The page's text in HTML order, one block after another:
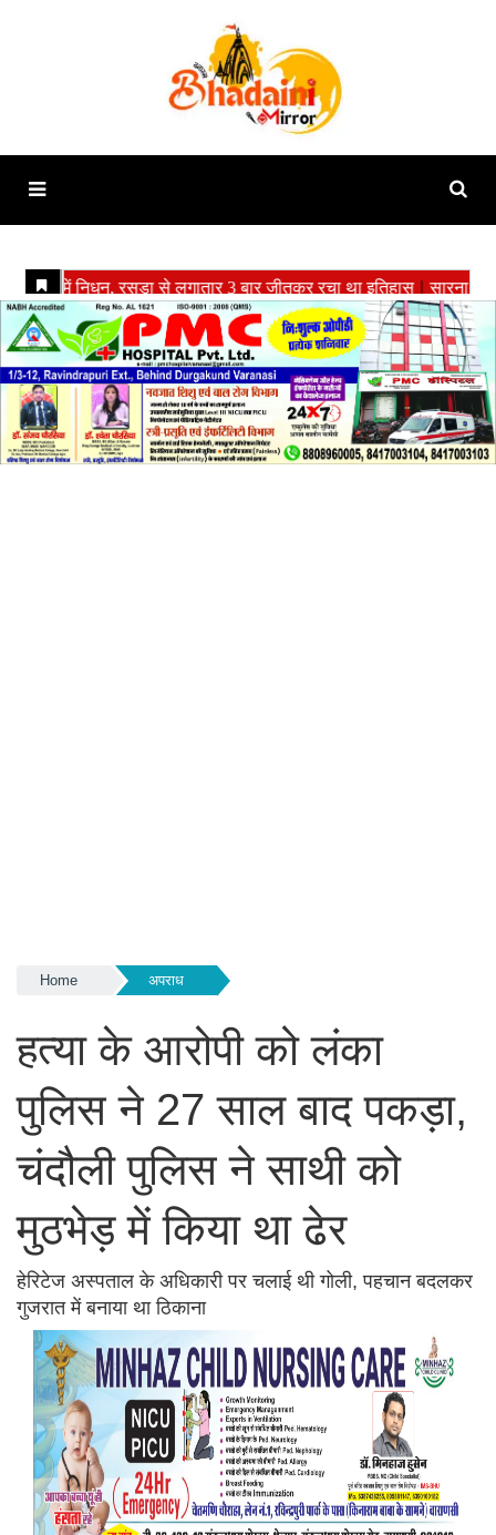
Home अपराध
हत्या के आरोपी को लंका
पुलिस ने 27 साल बाद पकड़ा,
चंदौली पुलिस ने साथी को
मुठभेड़ में किया था ढेर
हेरिटेज अस्पताल के अधिकारी पर चलाई थी गोली, पहचान बदलकर
गुजरात में बनाया था ठिकाना